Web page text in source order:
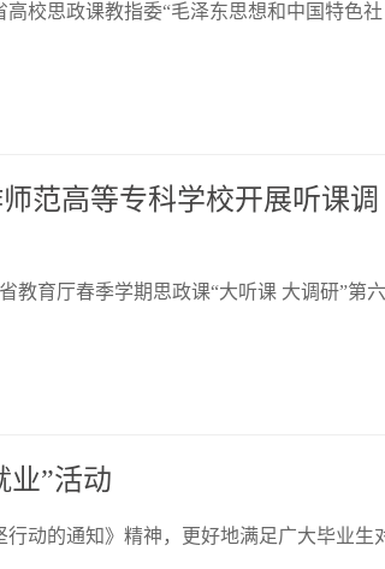
校思政课教指委“毛泽东思想和中国特色社
范高等专科学校开展听课调
教育厅春季学期思政课“大听课 大调研”第六
业”活动
动的通知》精神，更好地满足广大毕业生